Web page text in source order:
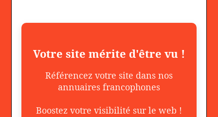
Votre site mérite d'être vu !
Référencez votre site dans nos
annuaires francophones
Boostez votre visibilité sur le web !